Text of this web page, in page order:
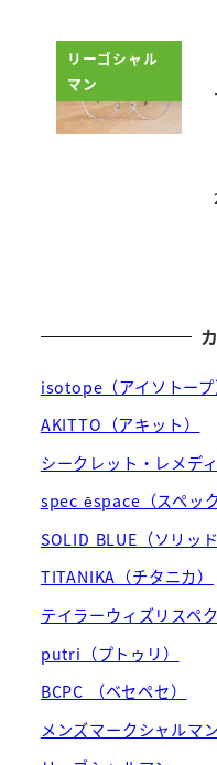
リーゴシャル
マン
isotope（アイソトープ
AKITTO（アキット）
シークレット・レメディ
spec ēspace（スペック
SOLID BLUE（ソリッド
TITANIKA（チタニカ）
テイラーウィズリスペ
putri（プトゥリ）
BCPC （ベセペセ）
メンズマークシャルマン